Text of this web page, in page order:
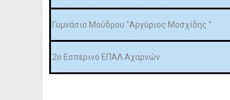
Γυμνάσιο Μούδρου "Αργύριος Μοσχίδης "
2ο Εσπερινό ΕΠΑΛ Αχαρνών